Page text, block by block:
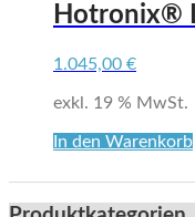
Hotronix®
1.045,00 €
exkl. 19 % MwSt.
In den Warenkorb